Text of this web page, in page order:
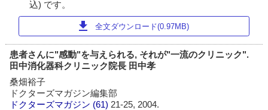
込) です。
download 全文ダウンロード(0.97MB)
患者さんに"感動"を与えられる, それが"一流のクリニック".
田中消化器科クリニック院長 田中孝
桑畑裕子
ドクターズマガジン編集部
ドクターズマガジン (61) 21-25, 2004.